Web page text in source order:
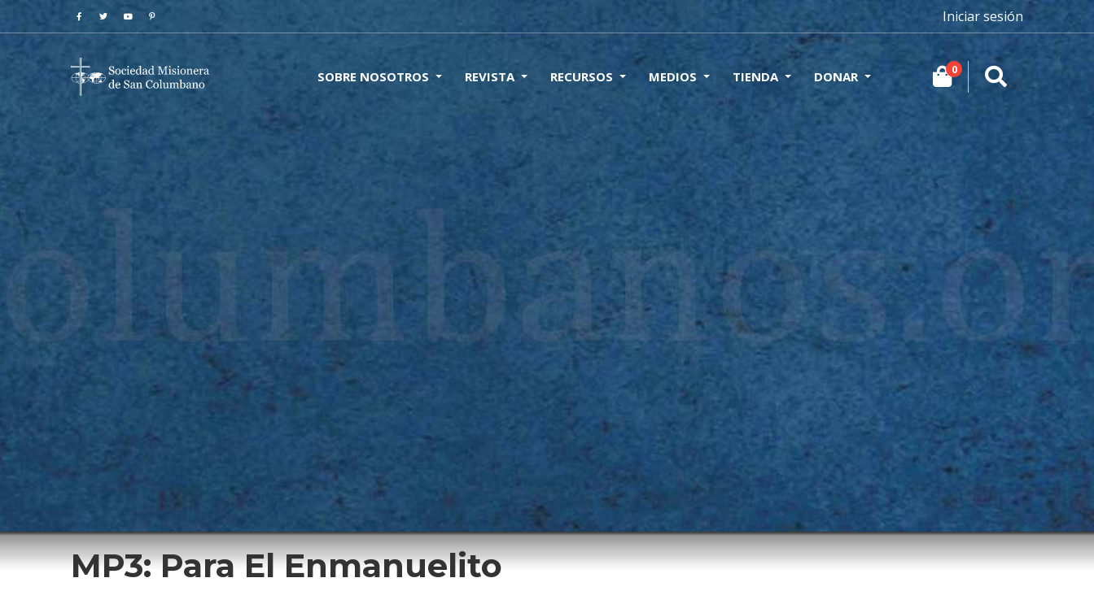
Iniciar sesión
SOBRE NOSOTROS REVISTA RECURSOS MEDIOS TIENDA DONAR 0
MP3: Para El Enmanuelito